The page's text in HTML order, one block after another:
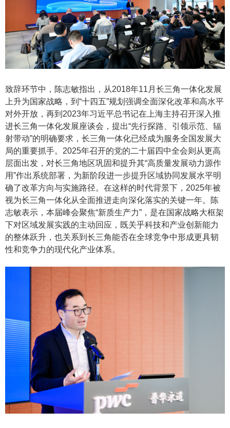
致辞环节中，陈志敏指出，从2018年11月长三角一体化发展
上升为国家战略，到“十四五”规划强调全面深化改革和高水平
对外开放，再到2023年习近平总书记在上海主持召开深入推
进长三角一体化发展座谈会，提出“先行探路、引领示范、辐
射带动”的明确要求，长三角一体化已经成为服务全国发展大
局的重要抓手。2025年召开的党的二十届四中全会则从更高
层面出发，对长三角地区巩固和提升其“高质量发展动力源作
用”作出系统部署，为新阶段进一步提升区域协同发展水平明
确了改革方向与实施路径。在这样的时代背景下，2025年被
视为长三角一体化从全面推进走向深化落实的关键一年。陈
志敏表示，本届峰会聚焦“新质生产力”，是在国家战略大框架
下对区域发展实践的主动回应，既关乎科技和产业创新能力
的整体跃升，也关系到长三角能否在全球竞争中形成更具韧
性和竞争力的现代化产业体系。